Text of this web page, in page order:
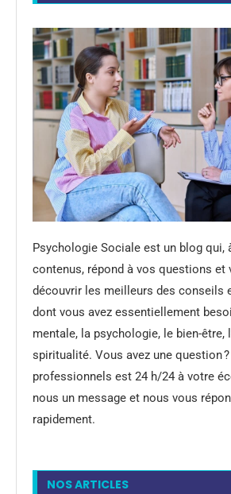
Psychologie Sociale est un blog qui,
contenus, répond à vos questions et
découvrir les meilleurs des conseils
dont vous avez essentiellement
mentale, la psychologie, le bien-
spiritualité. Vous avez une question
professionnels est 24 h/24 à votre
nous un message et nous vous
rapidement.
NOS ARTICLES